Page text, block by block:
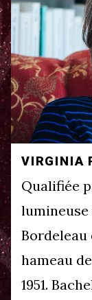
VIRGINIA
Qualifiée
lumineuse
Bordeleau
hameau
1951.